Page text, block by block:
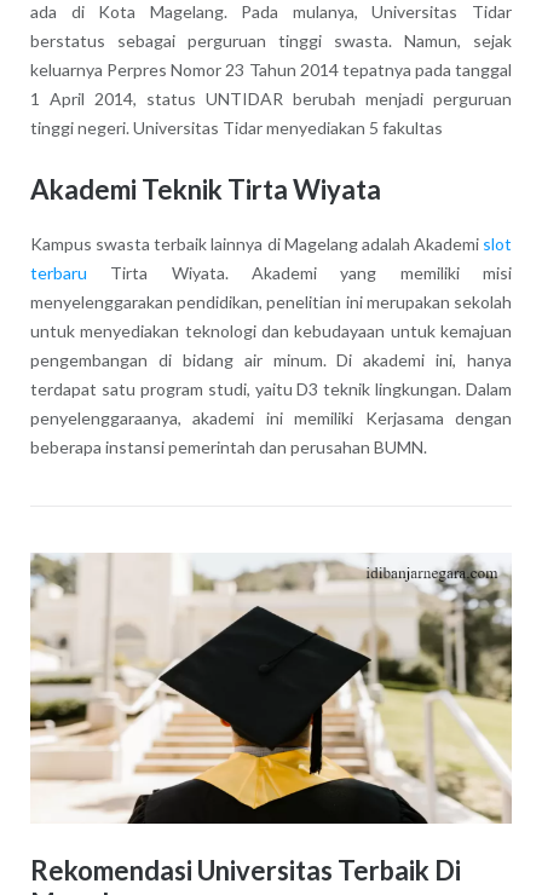
ada di Kota Magelang. Pada mulanya, Universitas Tidar
berstatus sebagai perguruan tinggi swasta. Namun, sejak
keluarnya Perpres Nomor 23 Tahun 2014 tepatnya pada tanggal
1 April 2014, status UNTIDAR berubah menjadi perguruan
tinggi negeri. Universitas Tidar menyediakan 5 fakultas
Akademi Teknik Tirta Wiyata
Kampus swasta terbaik lainnya di Magelang adalah Akademi slot
terbaru Tirta Wiyata. Akademi yang memiliki misi
menyelenggarakan pendidikan, penelitian ini merupakan sekolah
untuk menyediakan teknologi dan kebudayaan untuk kemajuan
pengembangan di bidang air minum. Di akademi ini, hanya
terdapat satu program studi, yaitu D3 teknik lingkungan. Dalam
penyelenggaraanya, akademi ini memiliki Kerjasama dengan
beberapa instansi pemerintah dan perusahan BUMN.
Rekomendasi Universitas Terbaik Di